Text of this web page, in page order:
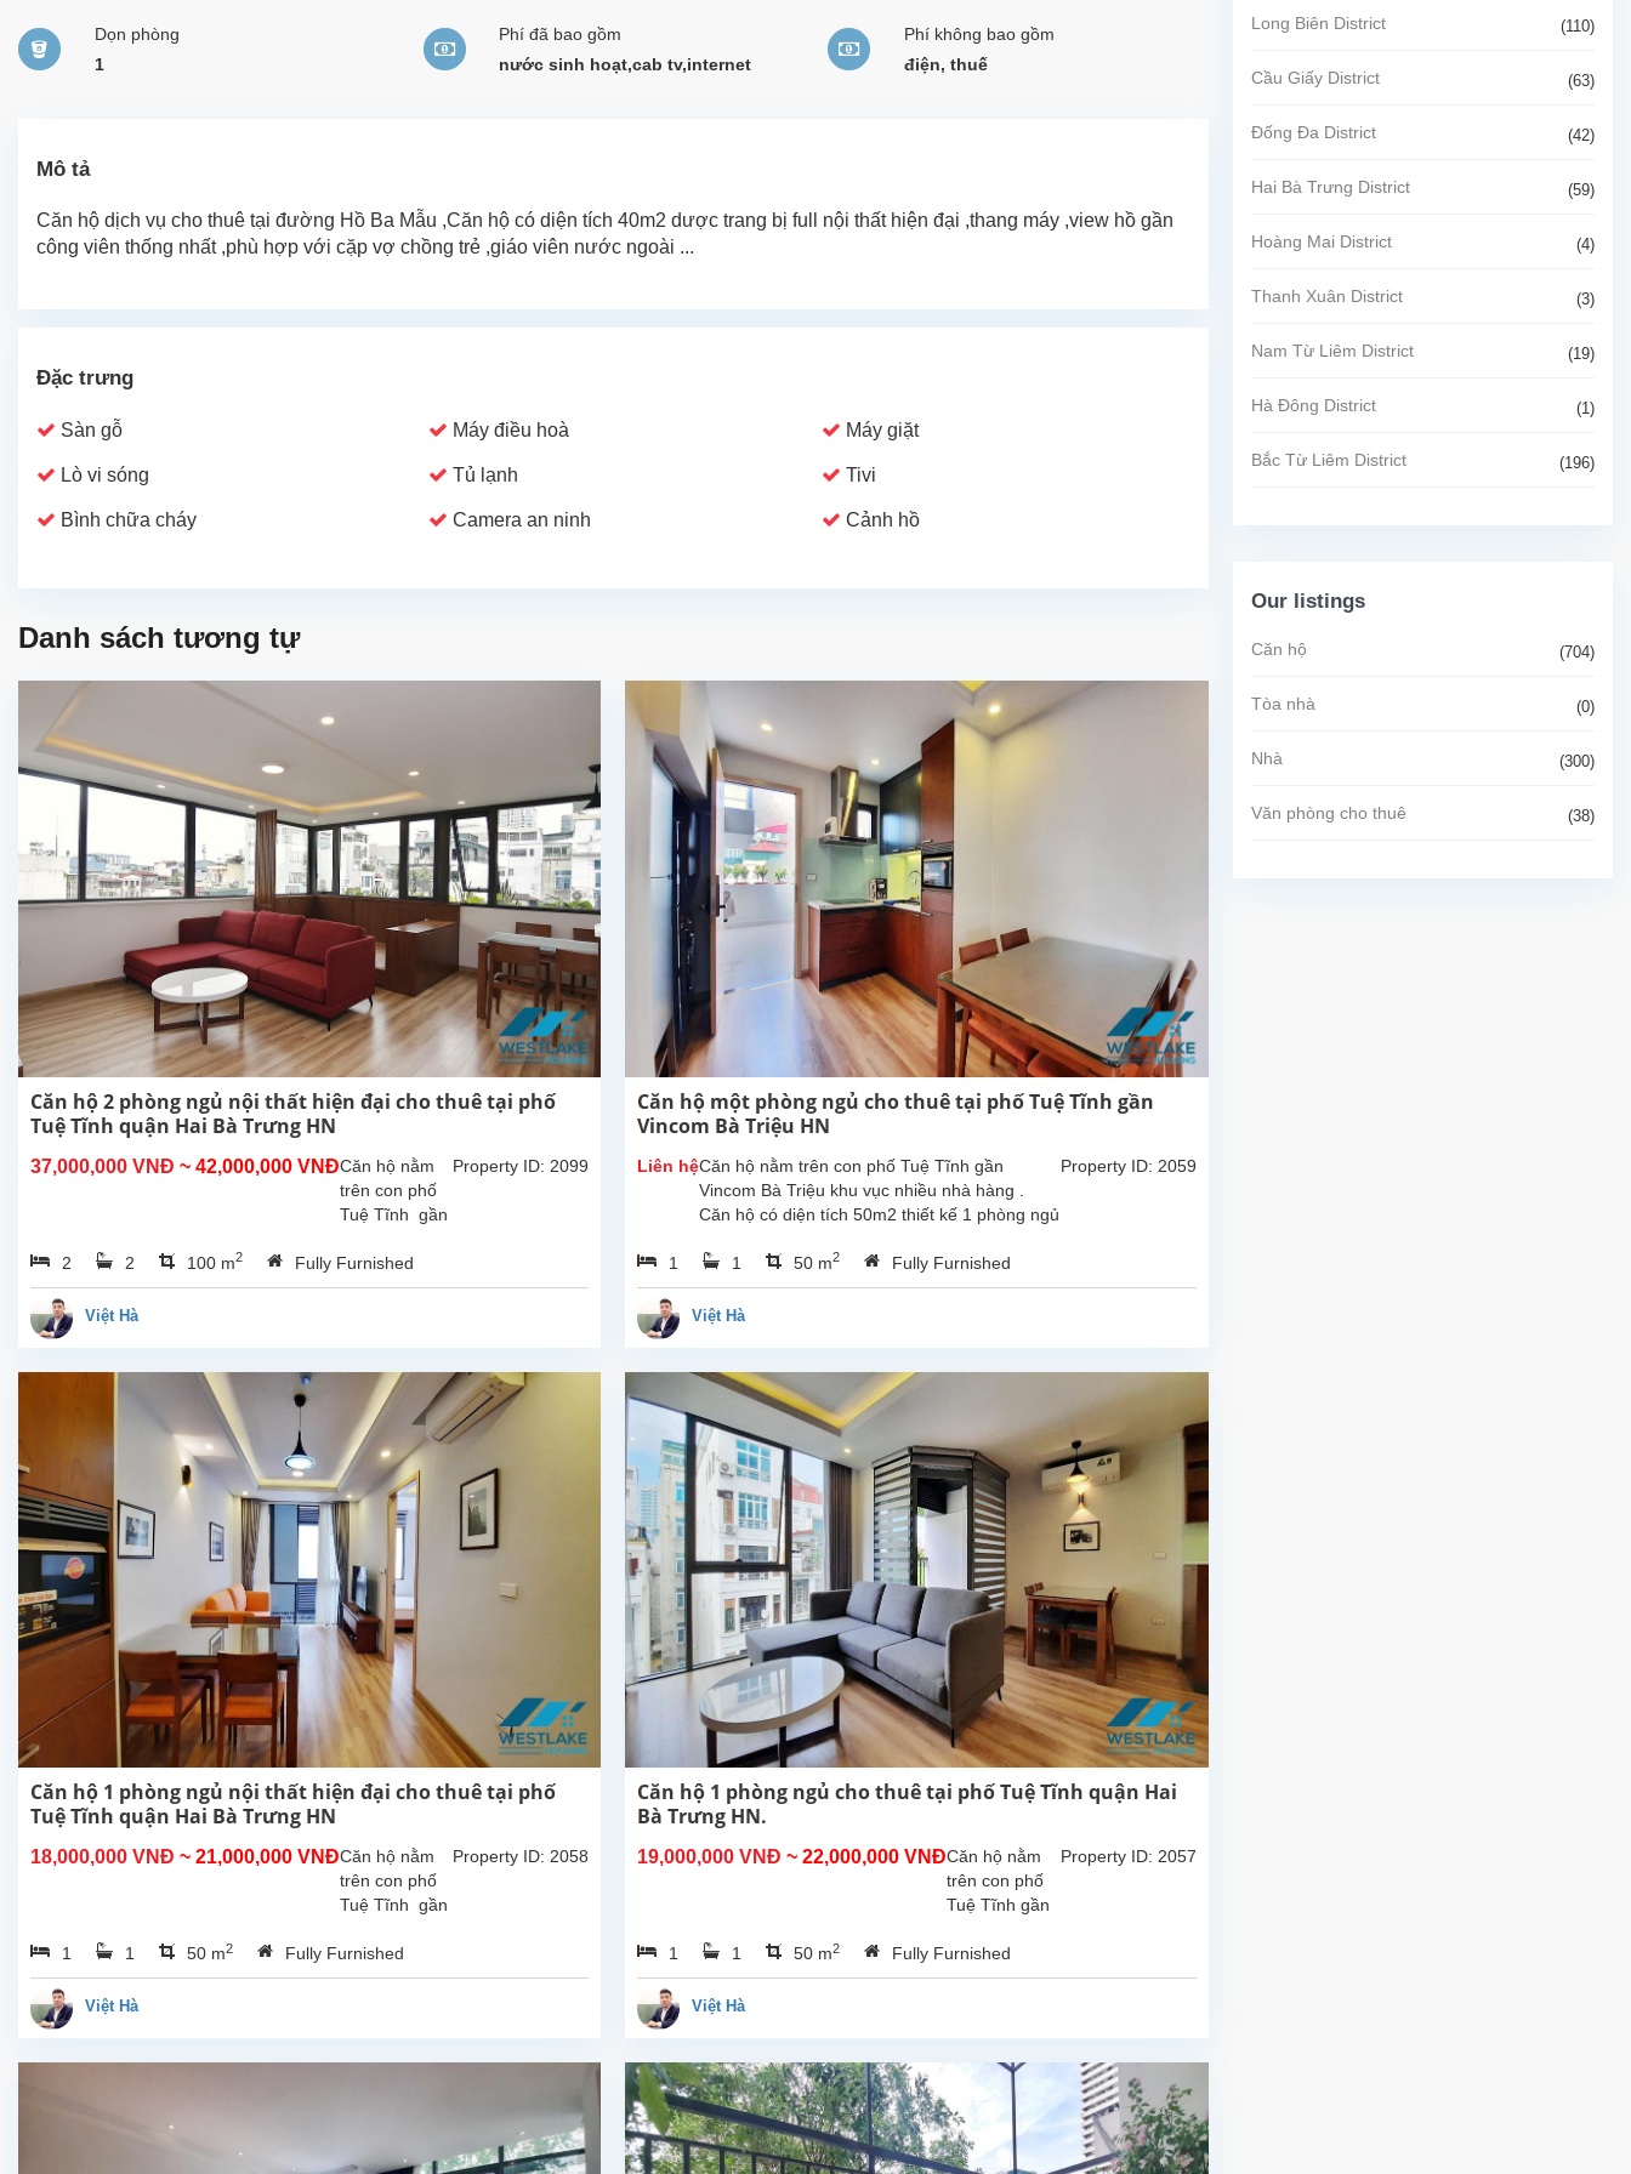
Dọn phòng
1
Phí đã bao gồm
nước sinh hoạt,cab tv,internet
Phí không bao gồm
điện, thuế
Mô tả
Căn hộ dịch vụ cho thuê tại đường Hồ Ba Mẫu ,Căn hộ có diện tích 40m2 dược trang bị full nội thất hiện đại ,thang máy ,view hồ gần
công viên thống nhất ,phù hợp với cặp vợ chồng trẻ ,giáo viên nước ngoài ...
Đặc trưng
Sàn gỗ Máy điều hoà Máy giặt
Lò vi sóng Tủ lạnh Tivi
Bình chữa cháy Camera an ninh Cảnh hồ
Danh sách tương tự
Căn hộ 2 phòng ngủ nội thất hiện đại cho thuê tại phố
Tuệ Tĩnh quận Hai Bà Trưng HN
37,000,000 VNĐ ~ 42,000,000 VNĐ Property ID: 2099
Căn hộ nằm
trên con phố
Tuệ Tĩnh gần
Triệu khu vục
nhiều nhà
kế 2 phòng
ngủ 2 nhà
tắm...
2 2 100 m2 Fully Furnished
Việt Hà
Căn hộ một phòng ngủ cho thuê tại phố Tuệ Tĩnh gần
Vincom Bà Triệu HN
Liên hệ Property ID: 2059
Căn hộ nằm trên con phố Tuệ Tĩnh gần
Vincom Bà Triệu khu vục nhiều nhà hàng .
Căn hộ có diện tích 50m2 thiết kế 1 phòng ngủ
1
1 50 m2 Fully Furnished
Việt Hà
Căn hộ 1 phòng ngủ nội thất hiện đại cho thuê tại phố
Tuệ Tĩnh quận Hai Bà Trưng HN
18,000,000 VNĐ ~ 21,000,000 VNĐ Property ID: 2058
Căn hộ nằm
trên con phố
Tuệ Tĩnh gần
Triệu khu vục
nhiều nhà
1 1 50 m2 Fully Furnished
Việt Hà
Căn hộ 1 phòng ngủ cho thuê tại phố Tuệ Tĩnh quận Hai
Bà Trưng HN.
19,000,000 VNĐ ~ 22,000,000 VNĐ Property ID: 2057
Căn hộ nằm
trên con phố
Tuệ Tĩnh gần
Triệu khu vục
nhiều nhà
1 phòng ngủ 1
không...
1 1 50 m2 Fully Furnished
Việt Hà
Long Biên District (110)
Cầu Giấy District (63)
Đống Đa District (42)
Hai Bà Trưng District (59)
Hoàng Mai District (4)
Thanh Xuân District (3)
Nam Từ Liêm District (19)
Hà Đông District (1)
Bắc Từ Liêm District (196)
Our listings
Căn hộ (704)
Tòa nhà (0)
Nhà (300)
Văn phòng cho thuê (38)